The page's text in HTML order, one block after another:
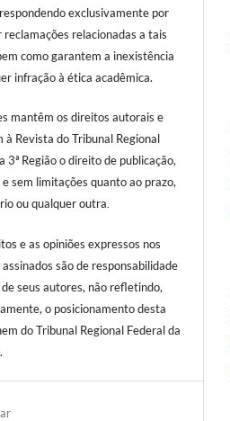
exclusivamente por
reclamações relacionadas a tais
como garantem a inexistência
infração à ética acadêmica.
mantêm os direitos autorais e
à Revista do Tribunal Regional
3ª Região o direito de publicação,
e sem limitações quanto ao prazo,
ou qualquer outra.
e as opiniões expressos nos
são de responsabilidade
seus autores, não refletindo,
o posicionamento desta
do Tribunal Regional Federal da